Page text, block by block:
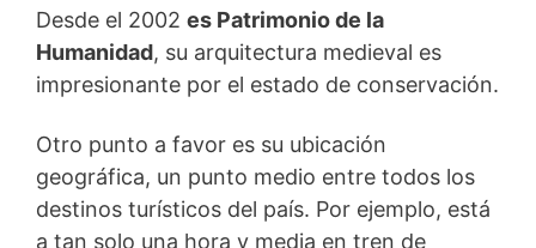
Desde el 2002 es Patrimonio de la
Humanidad, su arquitectura medieval es
impresionante por el estado de conservación.
Otro punto a favor es su ubicación
geográfica, un punto medio entre todos los
destinos turísticos del país. Por ejemplo, está
a tan solo una hora y media en tren de